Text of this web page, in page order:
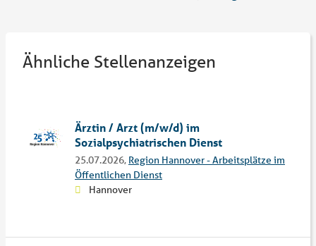
Ähnliche Stellenanzeigen
Ärztin / Arzt (m/w/d) im
Sozialpsychiatrischen Dienst
25.07.2026, Region Hannover - Arbeitsplätze im
Öffentlichen Dienst
Hannover